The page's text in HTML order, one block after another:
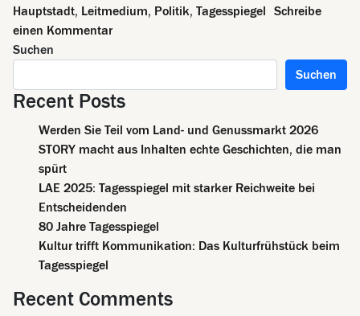
Hauptstadt, Leitmedium, Politik, Tagesspiegel
Schreibe
einen Kommentarzu Werbeumfelder zur Bundestagswahl 2025
Suchen
Suchen
Recent Posts
Werden Sie Teil vom Land- und Genussmarkt 2026
STORY macht aus Inhalten echte Geschichten, die man
spürt
LAE 2025: Tagesspiegel mit starker Reichweite bei
Entscheidenden
80 Jahre Tagesspiegel
Kultur trifft Kommunikation: Das Kulturfrühstück beim
Tagesspiegel
Recent Comments